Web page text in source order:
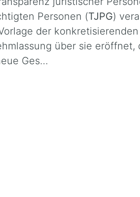
Personen (TJPG)
der
über sie
Ges…